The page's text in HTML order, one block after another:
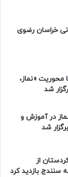
خراسان رضوی
محوریت «نماز،
شد
در آموزش و
شد
از
بازدید کرد